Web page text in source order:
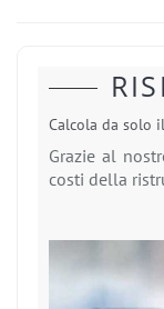
Calcola da solo
Grazie al
costi della